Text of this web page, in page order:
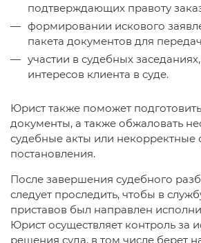
подтверждающих правоту
формировании искового
пакета документов для
участии в судебных
интересов клиента в суде.
Юрист также поможет
документы, а также обжаловать
судебные акты или некорректные
постановления.
После завершения судебного
следует проследить, чтобы в
приставов был направлен
Юрист осуществляет контроль за
решения суда, в том числе берет